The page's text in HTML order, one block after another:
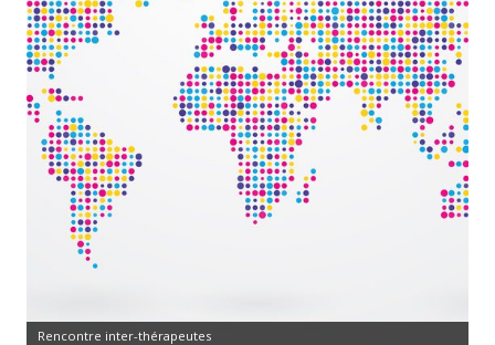
Rencontre inter-thérapeutes